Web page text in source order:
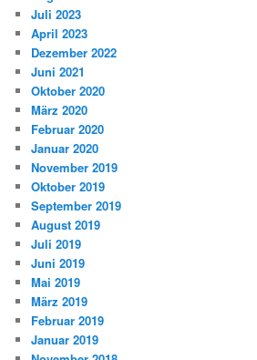
Juli 2023
April 2023
Dezember 2022
Juni 2021
Oktober 2020
März 2020
Februar 2020
Januar 2020
November 2019
Oktober 2019
September 2019
August 2019
Juli 2019
Juni 2019
Mai 2019
März 2019
Februar 2019
Januar 2019